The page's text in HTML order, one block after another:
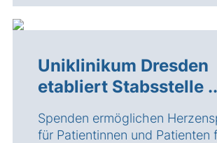
Uniklinikum Dresden
etabliert Stabsstelle
Spenden ermöglichen
für Patientinnen und Patienten